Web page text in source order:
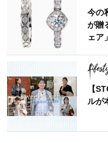
今の
が贈
ェア」
【
ルが